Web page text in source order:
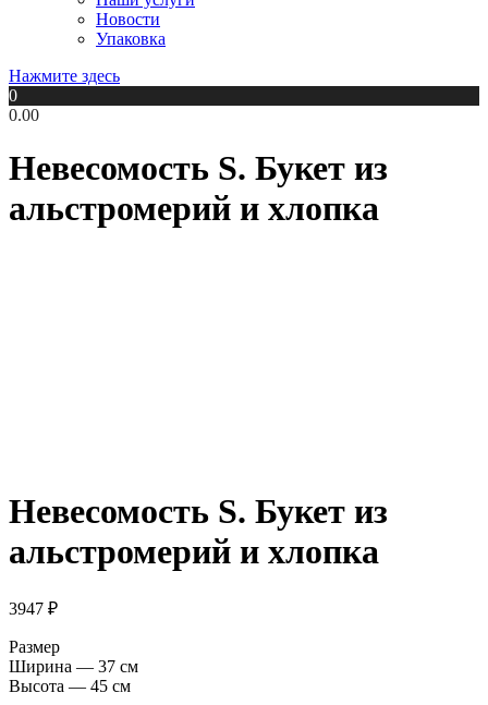
Новости
Упаковка
Нажмите здесь
0
0.00
Невесомость S. Букет из
альстромерий и хлопка
Невесомость S. Букет из
альстромерий и хлопка
3947 ₽
Размер
Ширина — 37 см
Высота — 45 см